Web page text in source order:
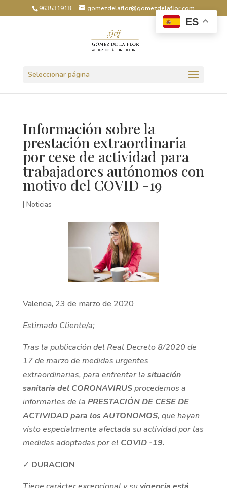
963531918 gomezdelaflor@gomezdelaflor.com
Seleccionar página
Información sobre la
prestación extraordinaria
por cese de actividad para
trabajadores autónomos con
motivo del COVID -19
| Noticias
Valencia, 23 de marzo de 2020
Estimado Cliente/a;
Tras la publicación del Real Decreto 8/2020 de
17 de marzo de medidas urgentes
extraordinarias, para enfrentar la situación
sanitaria del CORONAVIRUSprocedemos a
informarles de la PRESTACIÓN DE CESE DE
ACTIVIDAD para los AUTONOMOS, que hayan
visto especialmente afectada su actividad por las
medidas adoptadas por el COVID -19.
✓ DURACION
ES